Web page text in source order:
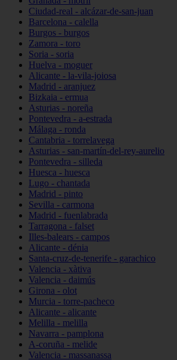
Ciudad-real - alcázar-de-san-juan
Barcelona - calella
Burgos - burgos
Zamora - toro
Soria - soria
Huelva - moguer
Alicante - la-vila-joiosa
Madrid - aranjuez
Bizkaia - ermua
Asturias - noreña
Pontevedra - a-estrada
Málaga - ronda
Cantabria - torrelavega
Asturias - san-martín-del-rey-aurelio
Pontevedra - silleda
Huesca - huesca
Lugo - chantada
Madrid - pinto
Sevilla - carmona
Madrid - fuenlabrada
Tarragona - falset
Illes-balears - campos
Alicante - dénia
Santa-cruz-de-tenerife - garachico
Valencia - xàtiva
Valencia - daimús
Girona - olot
Murcia - torre-pacheco
Alicante - alicante
Melilla - melilla
Navarra - pamplona
A-coruña - melide
Valencia - massanassa